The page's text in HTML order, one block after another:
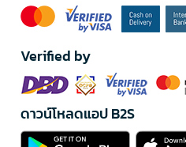
Verified by
ดาวน์โหลดแอป B2S